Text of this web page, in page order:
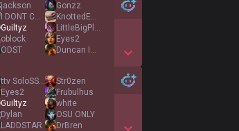
jackson
I DONT CARE
Guiltyz
oblock
ODST
Gonzz
KnottedEcstasy
LittleBigPlanet
Eyes2
Duncan Idaho
Show More Detail Games
ttv SoloSSBU
Eyes2
Guiltyz
Dylan
LADDSTAR
Str0zen
Frubulhus
white
OSU ONLY
DrBren